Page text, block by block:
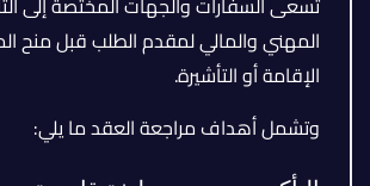
المهني والمالي لمقدم الطلب قبل منح
الإقامة أو التأشيرة.
وتشمل أهداف مراجعة العقد ما يلي: